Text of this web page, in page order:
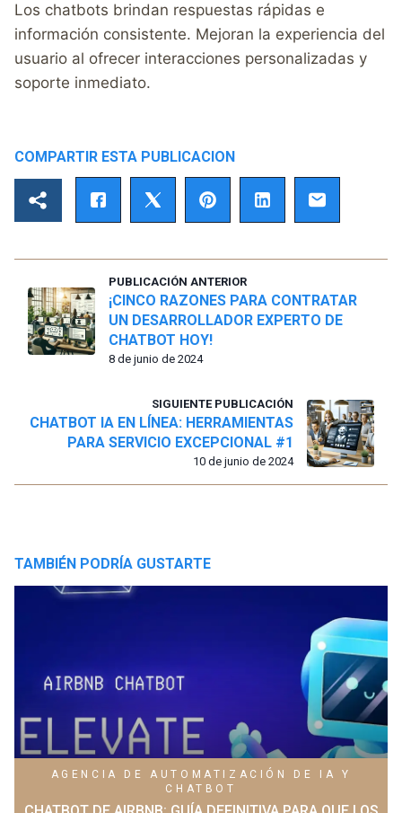
Los chatbots brindan respuestas rápidas e
información consistente. Mejoran la experiencia del
usuario al ofrecer interacciones personalizadas y
soporte inmediato.
COMPARTIR ESTA PUBLICACION
PUBLICACIÓN ANTERIOR
8 de junio de 2024
¡CINCO RAZONES PARA CONTRATAR
UN DESARROLLADOR EXPERTO DE
CHATBOT HOY!
SIGUIENTE PUBLICACIÓN
10 de junio de 2024
CHATBOT IA EN LÍNEA: HERRAMIENTAS
PARA SERVICIO EXCEPCIONAL #1
TAMBIÉN PODRÍA GUSTARTE
AGENCIA DE AUTOMATIZACIÓN DE IA Y
CHATBOT